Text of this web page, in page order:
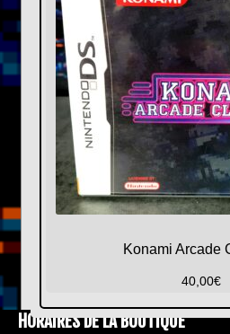
Konami Arcade
40,00€
HORAIRES DE LA BOUTIQUE